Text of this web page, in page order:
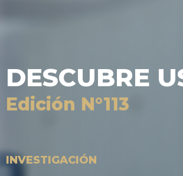
DESCUBRE
Edición N°113
INVESTIGACIÓN